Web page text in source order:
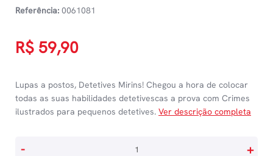
Referência: 0061081
R$ 59,90
Lupas a postos, Detetives Mirins! Chegou a hora de colocar
todas as suas habilidades detetivescas a prova com Crimes
ilustrados para pequenos detetives. Ver descrição completa
- +